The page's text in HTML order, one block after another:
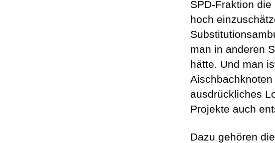
SPD-Fraktion
hoch
man in anderen
hätte. Und man
ausdrückliches
Projekte auch
Dazu gehören